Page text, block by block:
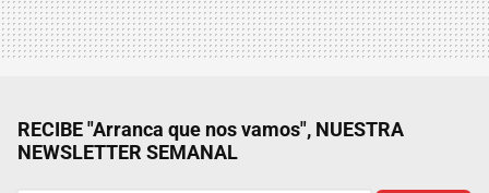
RECIBE "Arranca que nos vamos", NUESTRA
NEWSLETTER SEMANAL